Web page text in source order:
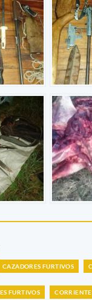
CAZADORES FURTIVOS
FURTIVOS